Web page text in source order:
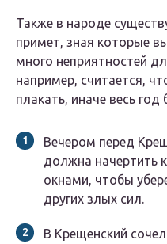
Также в народе
примет, зная которые
много неприятностей
например, считается,
плакать, иначе весь год
Вечером перед
должна начертить
окнами, чтобы
других злых сил.
В Крещенский